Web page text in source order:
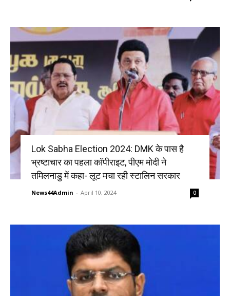
Lok Sabha Election 2024: DMK के पास है
भ्रष्टाचार का पहला कॉपीराइट, पीएम मोदी ने
तमिलनाडु में कहा- लूट मचा रही स्टालिन सरकार
News44Admin - April 10, 2024 0